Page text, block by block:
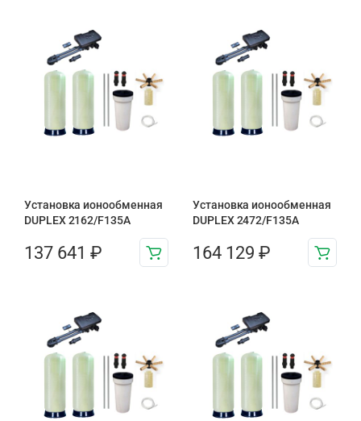
Установка ионообменная
DUPLEX 2162/F135A
137 641 ₽
Установка ионообменная
DUPLEX 2472/F135A
164 129 ₽